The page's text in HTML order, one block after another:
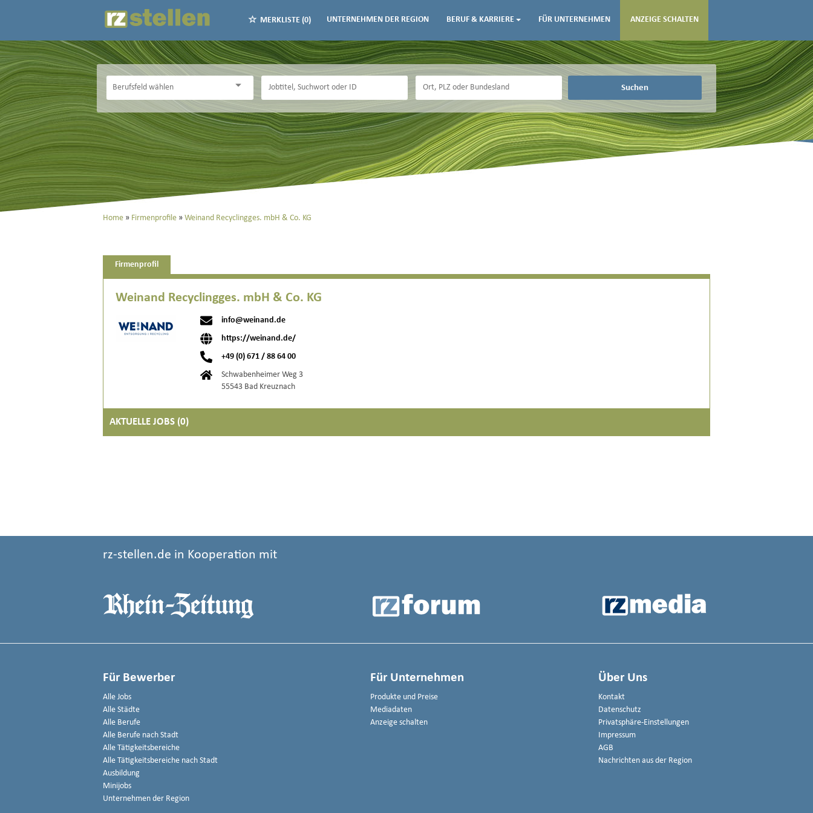
MERKLISTE (0) UNTERNEHMEN DER REGION BERUF & KARRIERE FÜR UNTERNEHMEN ANZEIGE SCHALTEN
Suchen
Home Firmenprofile Weinand Recyclingges. mbH & Co. KG
Firmenprofil
Weinand Recyclingges. mbH & Co. KG
info@weinand.de
https://weinand.de/
+49 (0) 671 / 88 64 00
Schwabenheimer Weg 3
55543 Bad Kreuznach
AKTUELLE JOBS (0)
rz-stellen.de in Kooperation mit
Für Bewerber
Alle Jobs
Alle Städte
Alle Berufe
Alle Berufe nach Stadt
Alle Tätigkeitsbereiche
Alle Tätigkeitsbereiche nach Stadt
Ausbildung
Minijobs
Unternehmen der Region
Für Unternehmen
Produkte und Preise
Mediadaten
Anzeige schalten
Über Uns
Kontakt
Datenschutz
Privatsphäre-Einstellungen
Impressum
AGB
Nachrichten aus der Region